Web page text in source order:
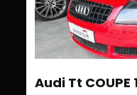
Audi Tt COUPE